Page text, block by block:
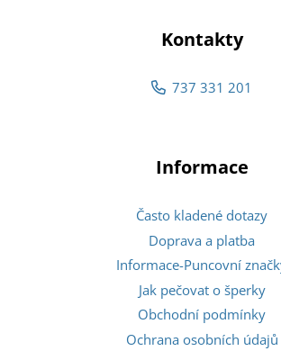
Kontakty
737 331 201
Informace
Často kladené dotazy
Doprava a platba
Informace-Puncovní
Jak pečovat o šperky
Obchodní podmínky
Ochrana osobních údajů